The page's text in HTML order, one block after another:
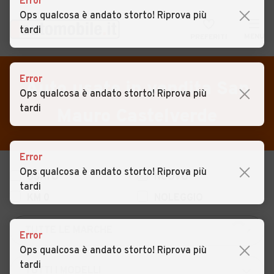
CERCA
Auto
Auto usate
Auto Km 0
Auto Nuove
Noleggio a lungo termine
Auto d'epoca
Moto
Camper
VENDI
MAGAZINE
ACCEDI
Auto usate in vendita San
USATO
NUOVO
Ops qualcosa è andato storto! Riprova più
tardi
Error
Ops qualcosa è andato storto! Riprova più
tardi
Error
Ops qualcosa è andato storto! Riprova più
tardi
Error
Ops qualcosa è andato storto! Riprova più
tardi